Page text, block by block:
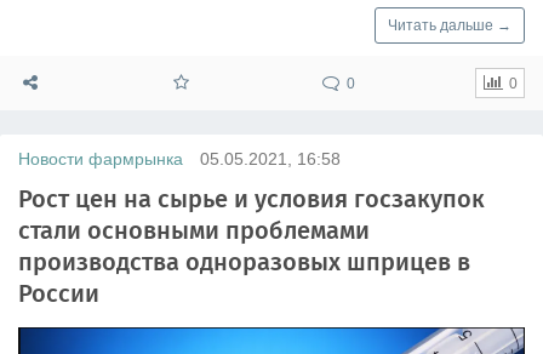
Читать дальше →
0 0
Новости фармрынка 05.05.2021, 16:58
Рост цен на сырье и условия госзакупок
стали основными проблемами
производства одноразовых шприцев в
России